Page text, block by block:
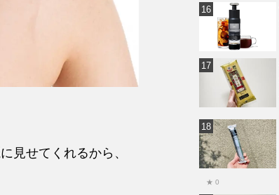
見せてくれるから、
★ 0